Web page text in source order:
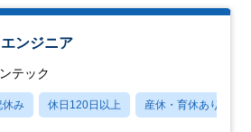
エンジニア
テック
休み 休日120日以上 産休・育休あり